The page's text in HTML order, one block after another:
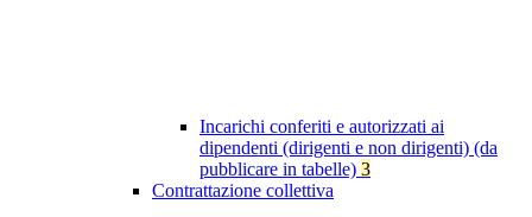
Incarichi conferiti e autorizzati ai
dipendenti (dirigenti e non dirigenti) (da
pubblicare in tabelle) 3
Contrattazione collettiva